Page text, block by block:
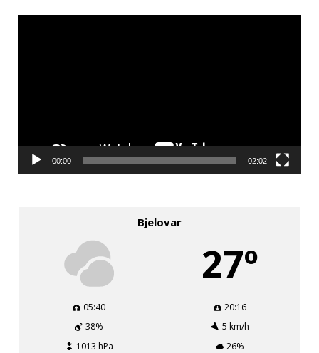
00:00 02:02
Bjelovar
27º
05:40
20:16
38%
5 km/h
1013 hPa
26%